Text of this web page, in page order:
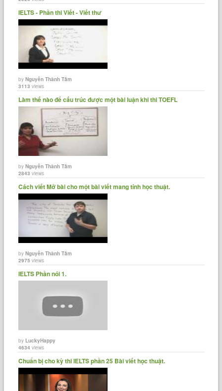
IELTS - Phần thi Viết - Viết thư
byNguyễn Thành Tâm
3113 views
Làm thế nào để cấu trúc được một bài luận khi thi TOEFL
byNguyễn Thành Tâm
2843 views
Cách viết Mở bài cho một bài viết mang tính học thuật.
byNguyễn Thành Tâm
2975 views
IELTS Phần nói 1.
by LuckyHappy
4634 views
Chuẩn bị cho kỳ thi IELTS phần 25 Bài viết học thuật.